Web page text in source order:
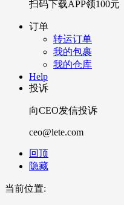
扫码下载APP领100元
订单
转运订单
我的包裹
我的仓库
Help
投诉
向CEO发信投诉
ceo@lete.com
回顶
隐藏
当前位置: